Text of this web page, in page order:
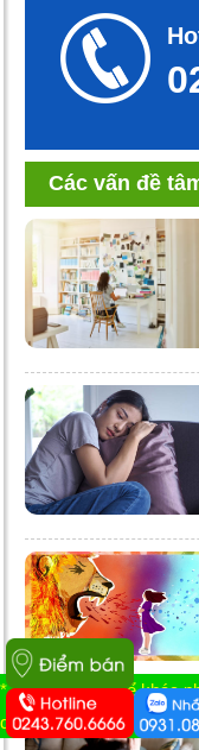
Các vấn đề
* Tác dụng có thể khác
dùng